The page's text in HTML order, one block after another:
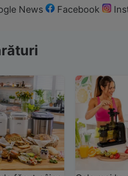
News Facebook